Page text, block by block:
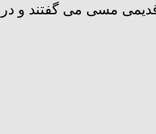
مسی می گفتند و